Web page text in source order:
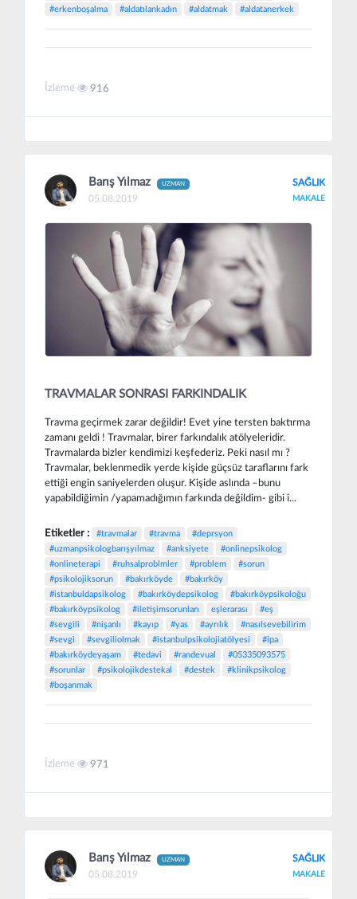
#erkenboşalma
#aldatılankadın #aldatmak #aldatanerkek
İzleme 916
Barış Yılmaz UZMAN
05.08.2019
SAĞLIK
MAKALE
TRAVMALAR SONRASI FARKINDALIK
Travma geçirmek zarar değildir! Evet yine tersten baktırma
zamanı geldi ! Travmalar, birer farkındalık atölyeleridir.
Travmalarda bizler kendimizi keşfederiz. Peki nasıl mı ?
Travmalar, beklenmedik yerde kişide güçsüz taraflarını fark
ettiği engin saniyelerden oluşur. Kişide aslında –bunu
yapabildiğimin /yapamadığımın farkında değildim- gibi i...
Etiketler : #travmalar #travma
#deprsyon
#uzmanpsikologbarışyılmaz
#anksiyete
#onlinepsikolog
#onlineterapi
#ruhsalproblmler #problem
#sorun
#psikolojiksorun
#bakırköyde
#bakırköy
#istanbuldapsikolog
#bakırköydepsikolog
#bakırköypsikoloğu
#bakırköypsikolog
#iletişimsorunları eşlerarası
#eş
#sevgili
#nişanlı #kayıp #yas #ayrılık
#nasılsevebilirim
#sevgi
#sevgiliolmak #istanbulpsikolojiatölyesi
#ipa
#bakırköydeyaşam
#tedavi #randevual
#05335093575
#sorunlar
#psikolojikdestekal #destek
#klinikpsikolog
#boşanmak
İzleme 971
Barış Yılmaz UZMAN
05.08.2019
SAĞLIK
MAKALE